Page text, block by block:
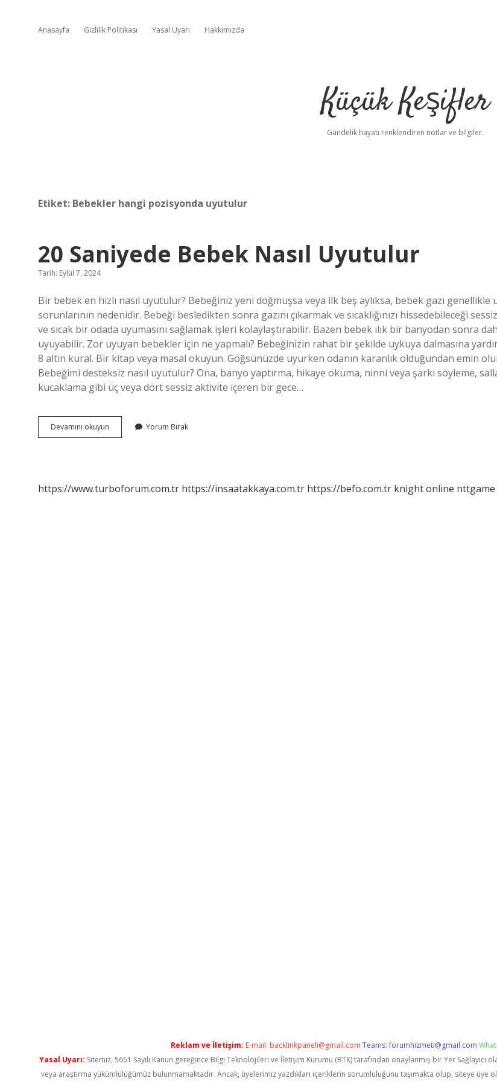
Anasayfa Gizlilik Politikası Yasal Uyarı Hakkımızda
Küçük Keşifler
Gündelik hayatı renklendiren notlar ve bilgiler.
Etiket: Bebekler hangi pozisyonda uyutulur
20 Saniyede Bebek Nasıl Uyutulur
Tarih: Eylül 7, 2024
Bir bebek en hızlı nasıl uyutulur? Bebeğiniz yeni doğmuşsa veya ilk beş aylıksa, bebek gazı genellikle
sorunlarının nedenidir. Bebeği besledikten sonra gazını çıkarmak ve sıcaklığınızı hissedebileceği
ve sıcak bir odada uyumasını sağlamak işleri kolaylaştırabilir. Bazen bebek ılık bir banyodan sonra
uyuyabilir. Zor uyuyan bebekler için ne yapmalı? Bebeğinizin rahat bir şekilde uykuya dalmasına
8 altın kural. Bir kitap veya masal okuyun. Göğsünüzde uyurken odanın karanlık olduğundan emin
Bebeğimi desteksiz nasıl uyutulur? Ona, banyo yaptırma, hikaye okuma, ninni veya şarkı söyleme,
kucaklama gibi üç veya dört sessiz aktivite içeren bir gece…
Devamını okuyun
Saniyede
Yorum Bırak
https://www.turboforum.com.tr https://insaatakkaya.com.tr https://befo.com.tr knight online nttgame
Reklam ve İletişim: E-mail: backlinkpaneli@gmail.com Teams:forumhizmeti@gmail.com
Yasal Uyarı: Sitemiz, 5651 Sayılı Kanun gereğince Bilgi Teknolojileri ve İletişim Kurumu (BTK) tarafından onaylanmış bir Yer
veya araştırma yükümlülüğümüz bulunmamaktadır. Ancak, üyelerimiz yazdıkları içeriklerin sorumluluğunu taşımakta olup, siteye